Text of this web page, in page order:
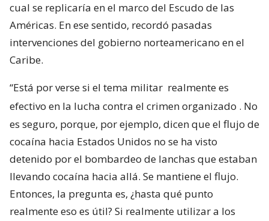
cual se replicaría en el marco del Escudo de las
Américas. En ese sentido, recordó pasadas
intervenciones del gobierno norteamericano en el
Caribe.
“Está por verse si el tema militar realmente es
efectivo en la lucha contra el crimen organizado . No
es seguro, porque, por ejemplo, dicen que el flujo de
cocaína hacia Estados Unidos no se ha visto
detenido por el bombardeo de lanchas que estaban
llevando cocaína hacia allá. Se mantiene el flujo.
Entonces, la pregunta es, ¿hasta qué punto
realmente eso es útil? Si realmente utilizar a los